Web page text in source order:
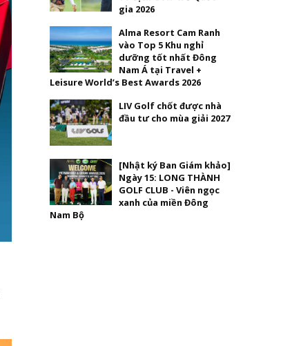
gia 2026
Alma Resort Cam Ranh
vào Top 5 Khu nghỉ
dưỡng tốt nhất Đông
Nam Á tại Travel +
Leisure World’s Best Awards 2026
LIV Golf chốt được nhà
đầu tư cho mùa giải 2027
[Nhật ký Ban Giám khảo]
Ngày 15: LONG THÀNH
GOLF CLUB - Viên ngọc
xanh của miền Đông
Nam Bộ